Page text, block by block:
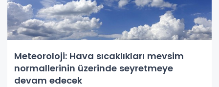
Meteoroloji: Hava sıcaklıkları mevsim
normallerinin üzerinde seyretmeye
devam edecek